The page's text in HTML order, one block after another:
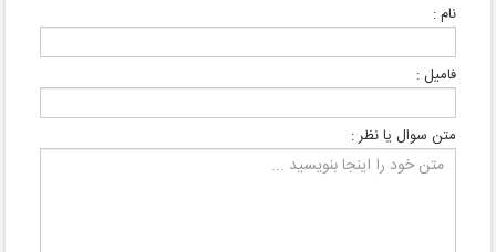
نام :
فامیل :
متن سوال یا نظر :